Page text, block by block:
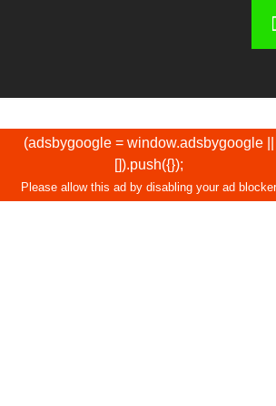
(adsbygoogle = window.adsbygoogle ||
[]).push({});